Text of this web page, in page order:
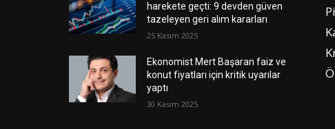
harekete geçti: 9 devden güven
tazeleyen geri alım kararları
25 Kasım 2025
Ekonomist Mert Başaran faiz ve
konut fiyatları için kritik uyarılar
yaptı
30 Kasım 2025